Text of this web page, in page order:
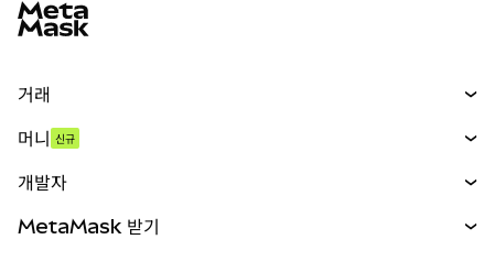
거래
무기한 선물
실물자산
머니 신규
개발자
MetaMask 받기